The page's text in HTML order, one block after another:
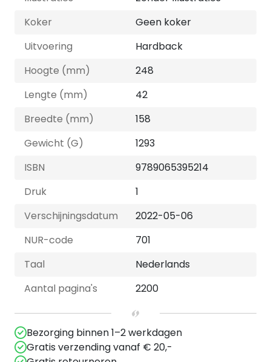
Koker
Geen koker
Uitvoering
Hardback
Hoogte (mm)
248
Lengte (mm)
42
Breedte (mm)
158
Gewicht (G)
1293
ISBN
9789065395214
Druk
1
Verschijningsdatum
2022-05-06
NUR-code
701
Taal
Nederlands
Aantal pagina's
2200
Bezorging binnen 1–2 werkdagen
Gratis verzending vanaf € 20,-